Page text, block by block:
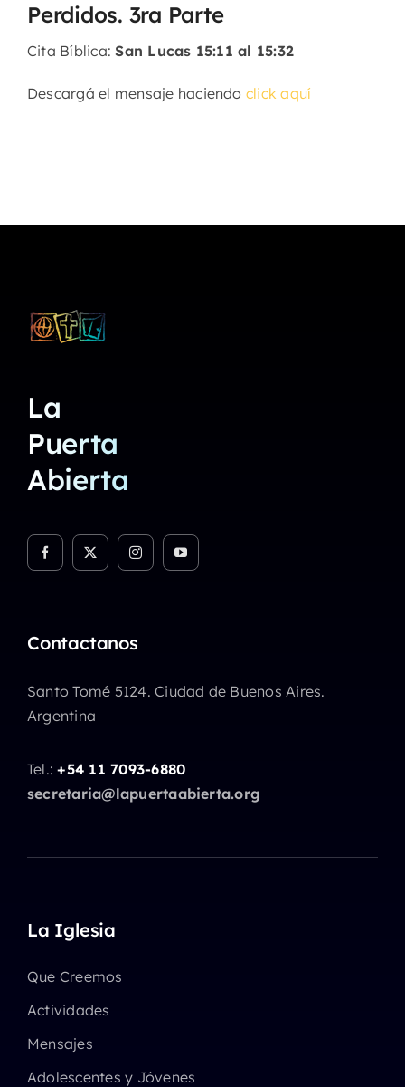
Perdidos. 3ra Parte
Cita Bíblica:San Lucas 15:11 al 15:32
Descargá el mensaje haciendo click aquí
La
Puerta
Abierta
Contactanos
Santo Tomé 5124. Ciudad de Buenos Aires.
Argentina
Tel.:+54 11 7093-6880
secretaria@lapuertaabierta.org
La Iglesia
Que Creemos
Actividades
Mensajes
Adolescentes y Jóvenes